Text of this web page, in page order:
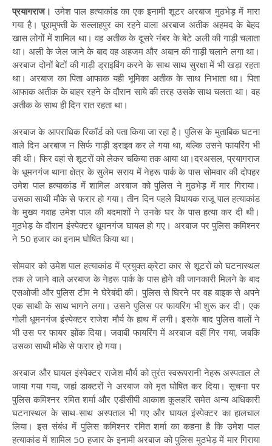
प्रयागराज।उमेश पाल हत्याकांड का एक इनामी शूटर अरबाज मुठभेड़ में मारा
गया है। पूरामुफ्ती के सल्लाहपुर का रहने वाला अरबाज अतीक अहमद के बेहद
खास लोगों में शामिल था। वह अतीक के दूसरे नंबर के बेटे अली की गाड़ी चलाता
था। अली के जेल जाने के बाद वह अहजम और अबान की गाड़ी चलाने लगा था।
अरबाज दोनों बेटों की गाड़ी ड्राइविंग करने के साथ साथ सुरक्षा में भी खड़ा रहता
था। अरबाज का पिता आफाक यही भूमिका अतीक के साथ निभाता था। पिता
आफाक अतीक के बाहर रहने के दौरान साये की तरह उसके साथ चलता था। वह
अतीक के साथ ही दिन रात रहता था।
अरबाज के आपराधिक रिकॉर्ड को पता किया जा रहा है। पुलिस के मुताबिक घटना
वाले दिन अरबाज न सिर्फ गाड़ी ड्राइव कर ले गया था, बल्कि उसने फायरिंग भी
की थी। फिर वहां से शूटरों को लेकर चकिया तक आया था।दरअसल, प्रयागराज
के धूमनगंज थाना क्षेत्र के सुलेम सराय में नेहरू पार्क के पास सोमवार की दोपहर
उमेश पाल हत्याकांड में शामिल अरबाज को पुलिस ने मुठभेड़ में मार गिराया।
उसका साथी मौके से फरार हो गया। तीन दिन पहले विधायक राजू पाल हत्याकांड
के मुख्य गवाह उमेश पाल की बदमाशों ने उनके घर के पास हत्या कर दी थी।
मुठभेड़ के दौरान इंस्पेक्टर धूमनगंज घायल हो गए। अरबाज पर पुलिस कमिश्नर
ने 50 हजार का इनाम घोषित किया था।
सोमवार को उमेश पाल हत्याकांड में प्रयुक्त क्रेटा कार से शूटरों को घटनास्थल
तक ले जाने वाले अरबाज के नेहरू पार्क के पास होने की जानकारी मिलने के बाद
एसओजी और पुलिस टीम ने घेरेबंदी की। पुलिस से घिरने पर वह बाइक से अपने
एक साथी के साथ भागने लगा। उसने पुलिस पर फायरिंग भी शुरू कर दी। एक
गोली धूमनगंज इंस्पेक्टर राजेश मौर्य के हाथ में लगी। इसके बाद पुलिस वालों ने
भी उस पर फायर झोंक दिया। जवाबी फायरिंग में अरबाज वहीं गिर गया, जबकि
उसका साथी मौके से फरार हो गया।
अरबाज और घायल इंस्पेक्टर राजेश मौर्य को तुरंत स्वरूपरानी नेहरू अस्पताल ले
जाया गया गया, जहां डाक्टरों ने अरबाज को मृत घोषित कर दिया। सूचना पर
पुलिस कमिश्नर रमित शर्मा और एडीसीपी आकाश कुलहरि समेत अन्य अधिकारी
घटनास्थल के साथ-साथ अस्पताल भी गए और घायल इंस्पेक्टर का हालचाल
लिया। इस संबंध में पुलिस कमिश्नर रमित शर्मा का कहना है कि उमेश पाल
हत्याकांड में शामिल 50 हजार के इनामी अरबाज को पुलिस मुठभेड़ में मार गिराया